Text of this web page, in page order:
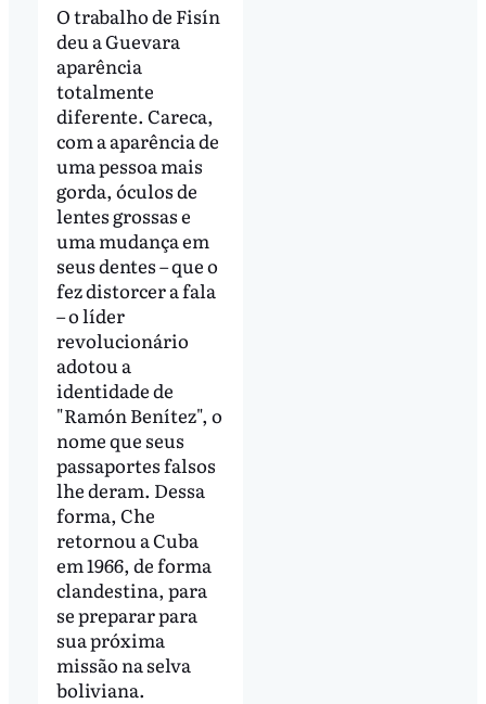
O trabalho de Fisín
deu a Guevara
aparência
totalmente
diferente. Careca,
com a aparência de
uma pessoa mais
gorda, óculos de
lentes grossas e
uma mudança em
seus dentes – que o
fez distorcer a fala
– o líder
revolucionário
adotou a
identidade de
"Ramón Benítez", o
nome que seus
passaportes falsos
lhe deram. Dessa
forma, Che
retornou a Cuba
em 1966, de forma
clandestina, para
se preparar para
sua próxima
missão na selva
boliviana.